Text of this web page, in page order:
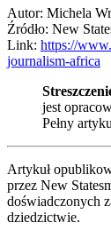
Autor: Michela
Źródło: New
Link: https://
journalism-africa
jest
Pełny
Artykuł
przez New
doświadczonych
dziedzictwie.